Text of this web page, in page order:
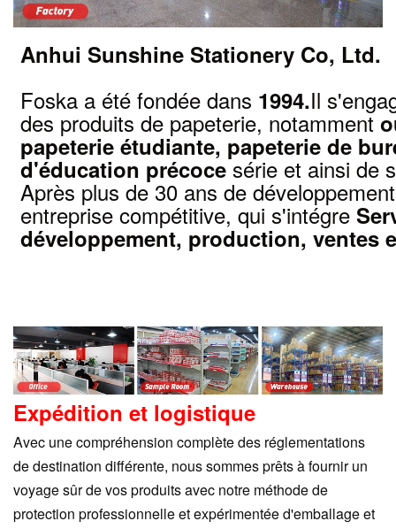
Anhui Sunshine Stationery Co, Ltd.
Foska a été fondée dans 1994.Il
des produits de papeterie, notamment
papeterie étudiante, papeterie de
d'éducation précocesérie et ainsi de
Après plus de 30 ans de
entreprise compétitive, qui s'intégre
développement, production, ventes
Expédition et logistique
Avec une compréhension complète des réglementations
de destination différente, nous sommes prêts à fournir un
voyage sûr de vos produits avec notre méthode de
protection professionnelle et expérimentée d'emballage et